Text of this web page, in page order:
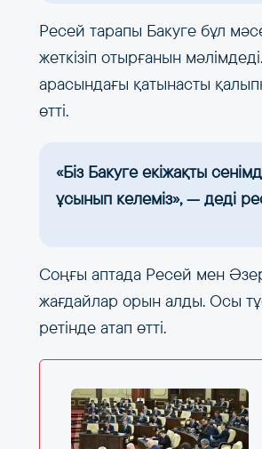
Ресей тарапы Бакуге бұл
жеткізіп отырғанын
арасындағы қатынасты
өтті.
«Біз Бакуге екіжақты
ұсынып келеміз», — деді
Соңғы аптада Ресей мен
жағдайлар орын алды. Осы
ретінде атап өтті.